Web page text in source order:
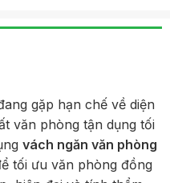
gặp hạn chế về diện
văn phòng tận dụng tối
vách ngăn văn phòng
tối ưu văn phòng đồng